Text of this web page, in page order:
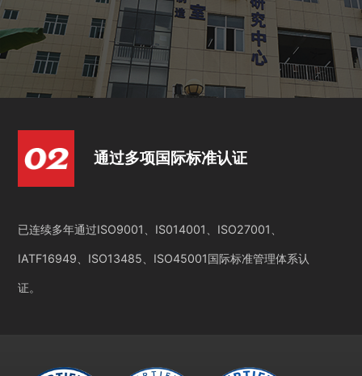
通过多项国际标准认证
已连续多年通过ISO9001、IS014001、ISO27001、
IATF16949、ISO13485、ISO45001国际标准管理体系认
证。